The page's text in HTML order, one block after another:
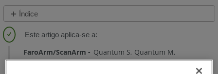
Salvar
como
PDF
Índice
Etapas
Video
FaroArm/ScanArm Quantum S Quantum M
Quantum E Edge Fusion Platinum Legacy Quantum